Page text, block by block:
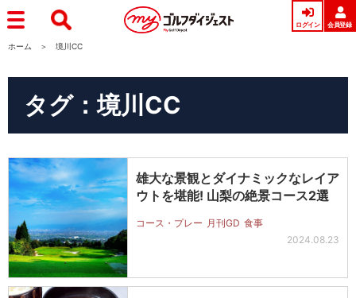
ログイン 会員登録
ホーム 境川CC
タグ：境川CC
雄大な景観とダイナミックなレイア
ウトを堪能! 山梨の絶景コース2選
コース・プレー 月刊GD 食事
2024.08.23